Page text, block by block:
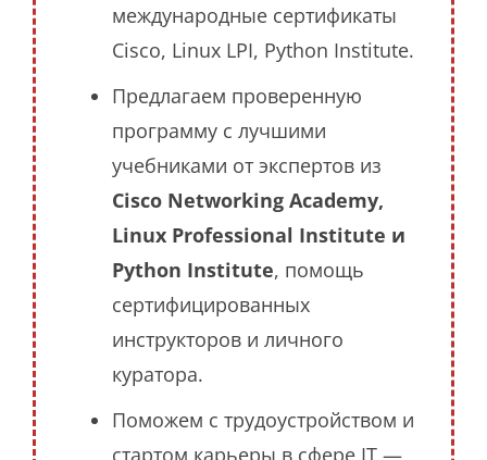
международные сертификаты
Cisco, Linux LPI, Python Institute.
Предлагаем проверенную
программу с лучшими
учебниками от экспертов из
Cisco Networking Academy,
Linux Professional Institute и
Python Institute, помощь
сертифицированных
инструкторов и личного
куратора.
Поможем с трудоустройством и
стартом карьеры в сфере IT —